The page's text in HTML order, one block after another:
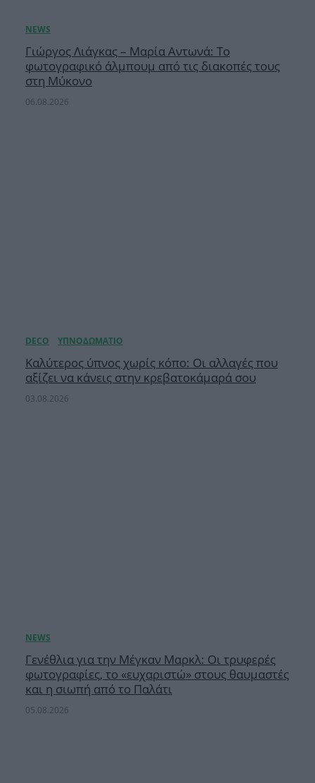
Γιώργος Λιάγκας – Μαρία Αντωνά: Το
φωτογραφικό άλμπουμ από τις διακοπές τους
στη Μύκονο
06.08.2026
Καλύτερος ύπνος χωρίς κόπο: Οι αλλαγές που
αξίζει να κάνεις στην κρεβατοκάμαρά σου
03.08.2026
Γενέθλια για την Μέγκαν Μαρκλ: Οι τρυφερές
φωτογραφίες, το «ευχαριστώ» στους θαυμαστές
και η σιωπή από το Παλάτι
05.08.2026